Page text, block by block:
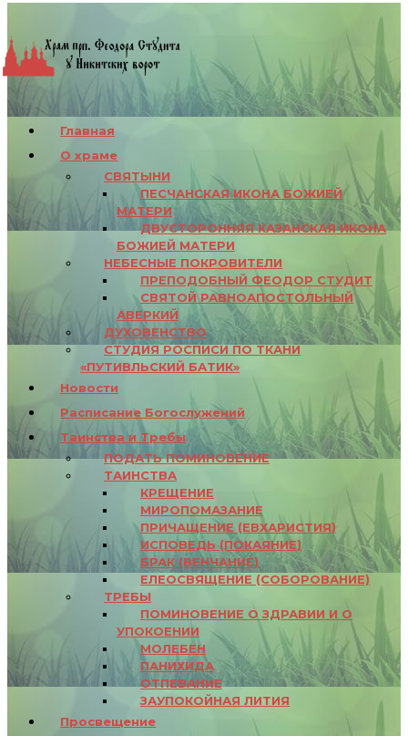
Главная
О храме
СВЯТЫНИ
ПЕСЧАНСКАЯ ИКОНА БОЖИЕЙ
МАТЕРИ
ДВУСТОРОННЯЯ КАЗАНСКАЯ ИКОНА
БОЖИЕЙ МАТЕРИ
НЕБЕСНЫЕ ПОКРОВИТЕЛИ
ПРЕПОДОБНЫЙ ФЕОДОР СТУДИТ
СВЯТОЙ РАВНОАПОСТОЛЬНЫЙ
АВЕРКИЙ
ДУХОВЕНСТВО
СТУДИЯ РОСПИСИ ПО ТКАНИ
«ПУТИВЛЬСКИЙ БАТИК»
Новости
Расписание Богослужений
Таинства и Требы
ПОДАТЬ ПОМИНОВЕНИЕ
ТАИНСТВА
КРЕЩЕНИЕ
МИРОПОМАЗАНИЕ
ПРИЧАЩЕНИЕ (ЕВХАРИСТИЯ)
ИСПОВЕДЬ (ПОКАЯНИЕ)
БРАК (ВЕНЧАНИЕ)
ЕЛЕОСВЯЩЕНИЕ (СОБОРОВАНИЕ)
ТРЕБЫ
ПОМИНОВЕНИЕ О ЗДРАВИИ И О
УПОКОЕНИИ
МОЛЕБЕН
ПАНИХИДА
ОТПЕВАНИЕ
ЗАУПОКОЙНАЯ ЛИТИЯ
Просвещение